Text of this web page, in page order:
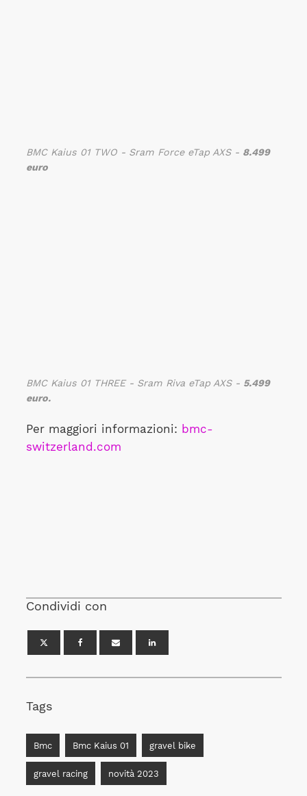
BMC Kaius 01 TWO - Sram Force eTap AXS - 8.499
euro
BMC Kaius 01 THREE - Sram Riva eTap AXS - 5.499
euro.
Per maggiori informazioni: bmc-
switzerland.com
Condividi con
Tags
Bmc Bmc Kaius 01 gravel bike
gravel racing novità 2023